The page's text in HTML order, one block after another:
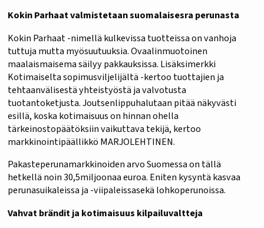
Kokin Parhaat valmistetaan suomalaisesra perunasta
Kokin Parhaat -nimellä kulkevissa tuotteissa on vanhoja
tuttuja mutta myösuutuuksia. Ovaalinmuotoinen
maalaismaisema säilyy pakkauksissa. Lisäksimerkki
Kotimaiselta sopimusviljelijältä -kertoo tuottajien ja
tehtaanvälisestä yhteistyöstä ja valvotusta
tuotantoketjusta. Joutsenlippuhalutaan pitää näkyvästi
esillä, koska kotimaisuus on hinnan ohella
tärkeinostopäätöksiin vaikuttava tekijä, kertoo
markkinointipäällikkö MARJOLEHTINEN.
Pakasteperunamarkkinoiden arvo Suomessa on tällä
hetkellä noin 30,5miljoonaa euroa. Eniten kysyntä kasvaa
perunasuikaleissa ja -viipaleissasekä lohkoperunoissa.
Vahvat brändit ja kotimaisuus kilpailuvaltteja